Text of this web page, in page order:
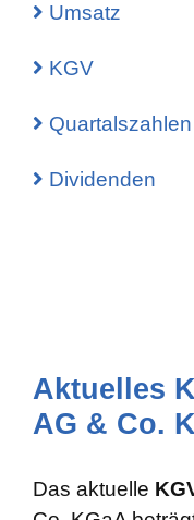
Umsatz
KGV
Quartalszahlen
Dividenden
Aktuelles
AG & Co.
Das aktuelle